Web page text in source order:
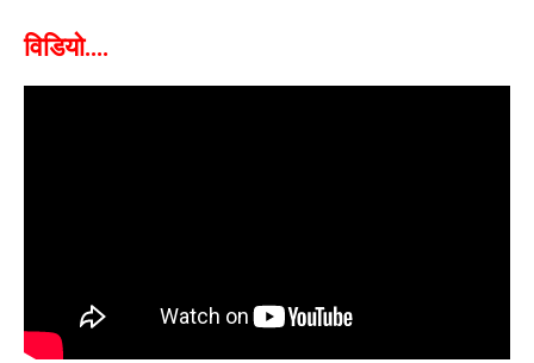
विडियो….